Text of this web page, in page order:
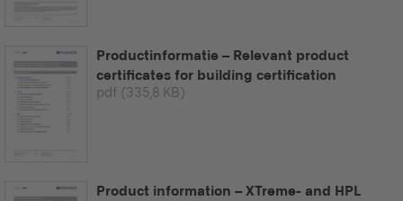
Productinformatie – Relevant product
certificates for building certification
pdf (335,8 KB)
Product information – XTreme- and HPL